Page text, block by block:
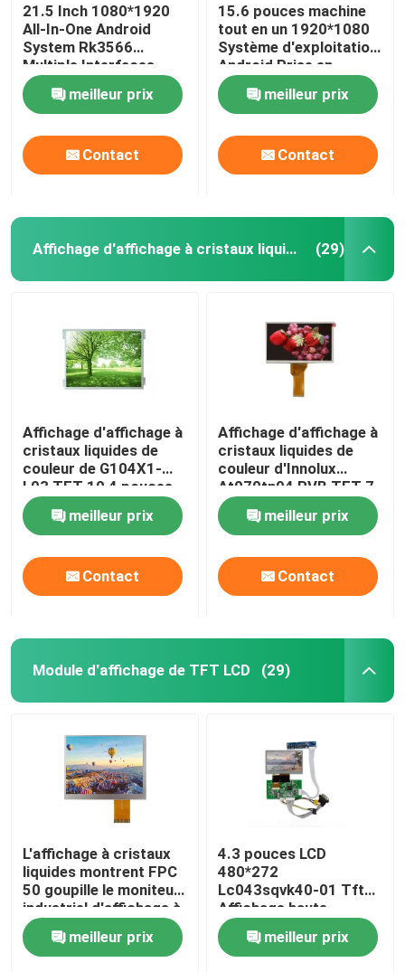
Contrôleur Board de TFT LCD
Module d'affichage LCD de caractères
21.5 Inch 1080*1920
All-In-One Android
System Rk3566
Multiple Interfaces
Adjustable Brightness
meilleur prix
Contact
15.6 pouces machine
tout en un 1920*1080
Système d'exploitation
Android Prise en
charge d'interfaces
multiples Langues
multiples
meilleur prix
Contact
Affichage d'affichage à cristaux liquides de couleur de TFT (29)
Affichage d'affichage à
cristaux liquides de
couleur de G104X1-
L03 TFT 10,4 pouces
meilleur prix
Contact
Affichage d'affichage à
cristaux liquides de
couleur d'Innolux
At070tn94 RVB TFT 7
pouces
meilleur prix
Contact
Module d'affichage de TFT LCD (29)
L'affichage à cristaux
liquides montrent FPC
50 goupille le moniteur
industriel d'affichage à
cristaux liquides
colorent l'affichage de
TFT
meilleur prix
4.3 pouces LCD
480*272
Lc043sqvk40-01 Tft
Affichage haute
résolution Ttl
meilleur prix